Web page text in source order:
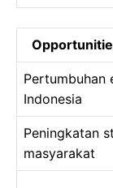
Pertumbuhan
Indonesia
Peningkatan
masyarakat